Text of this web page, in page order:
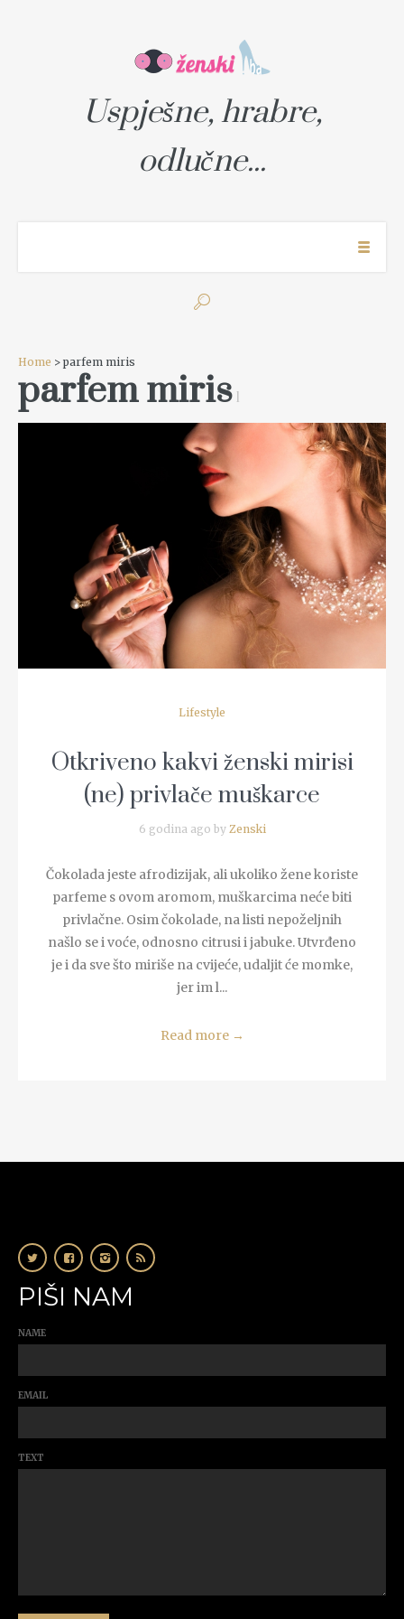
Uspješne, hrabre,
odlučne...
Home > parfem miris
parfem miris 1
READ MORE
Lifestyle
Otkriveno kakvi ženski mirisi
(ne) privlače muškarce
6 godina ago by Zenski
Čokolada jeste afrodizijak, ali ukoliko žene koriste
parfeme s ovom aromom, muškarcima neće biti
privlačne. Osim čokolade, na listi nepoželjnih
našlo se i voće, odnosno citrusi i jabuke. Utvrđeno
je i da sve što miriše na cvijeće, udaljit će momke,
jer im l...
Read more →
PIŠI NAM
NAME
EMAIL
TEXT